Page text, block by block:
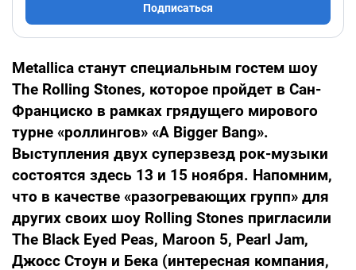
Подписаться
Metallica станут специальным гостем шоу
The Rolling Stones, которое пройдет в Сан-
Франциско в рамках грядущего мирового
турне «роллингов» «A Bigger Bang».
Выступления двух суперзвезд рок-музыки
состоятся здесь 13 и 15 ноября. Напомним,
что в качестве «разогревающих групп» для
других своих шоу Rolling Stones пригласили
The Black Eyed Peas, Maroon 5, Pearl Jam,
Джосс Стоун и Бека (интересная компания,